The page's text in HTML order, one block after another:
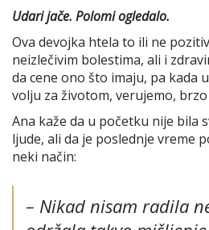
Udari jače. Polomi ogledalo.
Ova devojka htela to ili ne
neizlečivim bolestima, ali i
da cene ono što imaju, pa kada
volju za životom, verujemo,
Ana kaže da u početku nije bila
ljude, ali da je poslednje vreme
neki način:
– Nikad nisam radila